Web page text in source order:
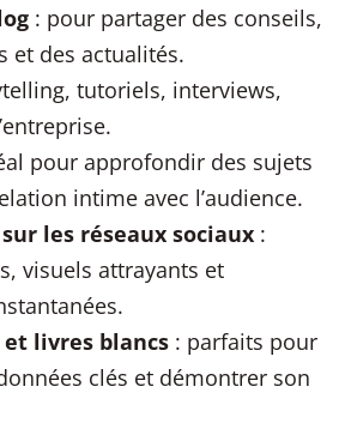
: pour partager des conseils,
et des actualités.
tutoriels, interviews,
pour approfondir des sujets
intime avec l’audience.
les réseaux sociaux :
visuels attrayants et
livres blancs : parfaits pour
clés et démontrer son